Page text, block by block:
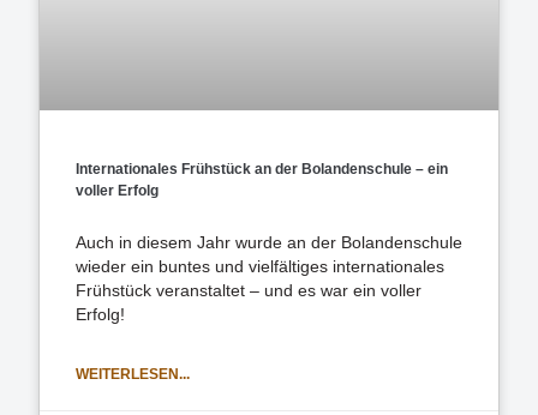
Internationales Frühstück an der Bolandenschule – ein
voller Erfolg
Auch in diesem Jahr wurde an der Bolandenschule
wieder ein buntes und vielfältiges internationales
Frühstück veranstaltet – und es war ein voller
Erfolg!
WEITERLESEN...